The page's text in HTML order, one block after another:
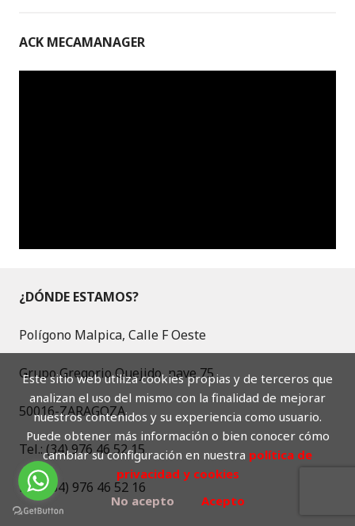
Este sitio web utiliza cookies propias y de terceros que
analizan el uso del mismo con la finalidad de mejorar
nuestros contenidos y su experiencia como usuario.
Puede obtener más información o bien conocer cómo
cambiar su configuración en nuestra política de
privacidad y cookies
No acepto
Acepto
ACK MECAMANAGER
¿DÓNDE ESTAMOS?
Polígono Malpica, Calle F Oeste
Grupo Gregorio Quejido, nave 75
50016-ZARAGOZA
Tel.: (34) 976 46 52 15
Fax.: (34) 976 46 52 16